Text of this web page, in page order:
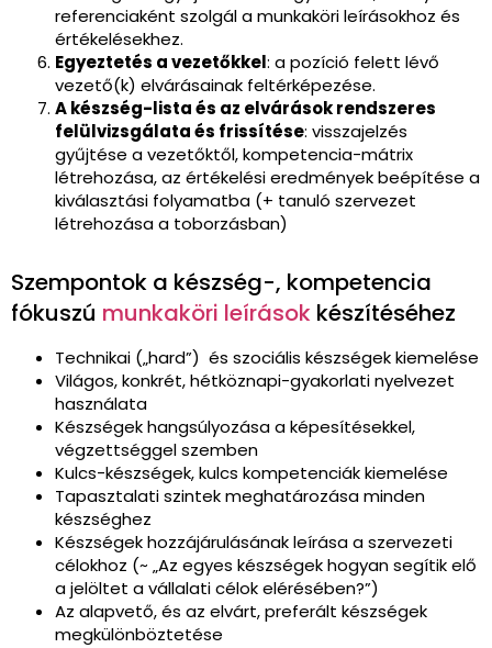
referenciaként szolgál a munkaköri leírásokhoz és
értékelésekhez.
Egyeztetés a vezetőkkel: a pozíció felett lévő
vezető(k) elvárásainak feltérképezése.
A készség-lista és az elvárások rendszeres
felülvizsgálata és frissítése: visszajelzés
gyűjtése a vezetőktől, kompetencia-mátrix
létrehozása, az értékelési eredmények beépítése a
kiválasztási folyamatba (+ tanuló szervezet
létrehozása a toborzásban)
Szempontok a készség-, kompetencia
fókuszú munkaköri leírások készítéséhez
Technikai („hard”) és szociális készségek kiemelése
Világos, konkrét, hétköznapi-gyakorlati nyelvezet
használata
Készségek hangsúlyozása a képesítésekkel,
végzettséggel szemben
Kulcs-készségek, kulcs kompetenciák kiemelése
Tapasztalati szintek meghatározása minden
készséghez
Készségek hozzájárulásának leírása a szervezeti
célokhoz (~ „Az egyes készségek hogyan segítik elő
a jelöltet a vállalati célok elérésében?”)
Az alapvető, és az elvárt, preferált készségek
megkülönböztetése